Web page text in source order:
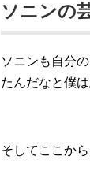
ソニンの
ソニンも自分
たんだなと僕は
そしてここか